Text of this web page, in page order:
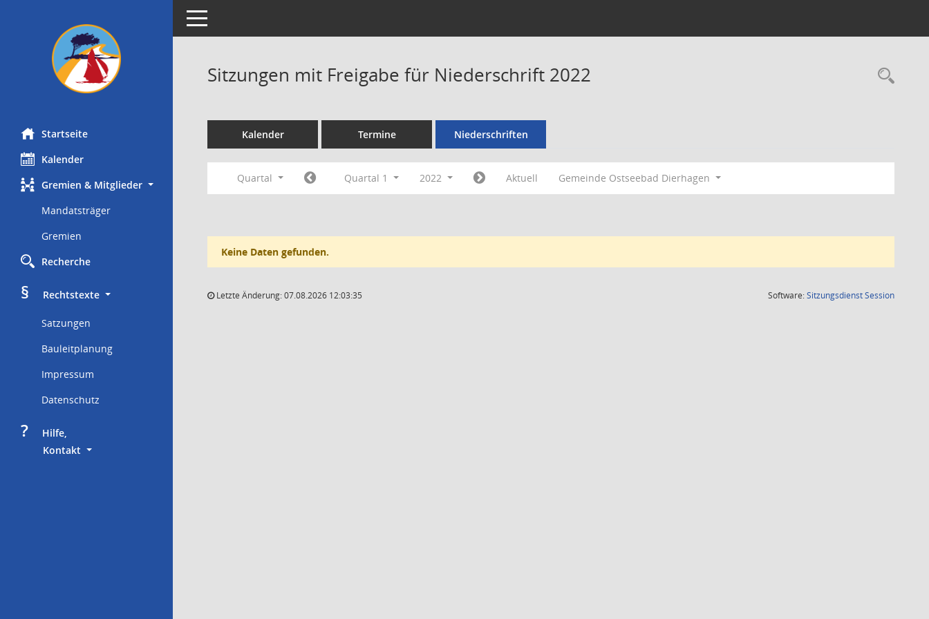
Startseite
Kalender
Gremien & Mitglieder
Mandatsträger
Gremien
Recherche
§
     Rechtstexte
Satzungen
Bauleitplanung
Impressum
Datenschutz
?
     Hilfe,
Kontakt
Toggle navigation
Sitzungen mit Freigabe für Niederschrift 2022
Kalender Termine Niederschriften
Quartal Quartal 1 2022 Aktuell Gemeinde Ostseebad Dierhagen
Keine Daten gefunden.
Letzte Änderung: 07.08.2026 12:03:35 Software:SitzungsdienstSession(Wird in